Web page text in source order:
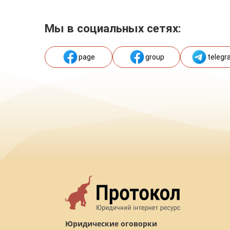
Мы в социальных сетях:
page group
Юридические оговорки